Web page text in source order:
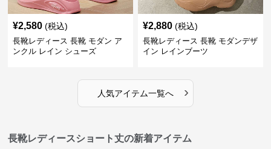
¥2,580 (税込)
長靴レディース 長靴 モダン ア
ンクル レイン シューズ
¥2,880 (税込)
長靴レディース 長靴 モダンデザ
イン レインブーツ
人気アイテム一覧へ ›
長靴レディースショート丈の新着アイテム